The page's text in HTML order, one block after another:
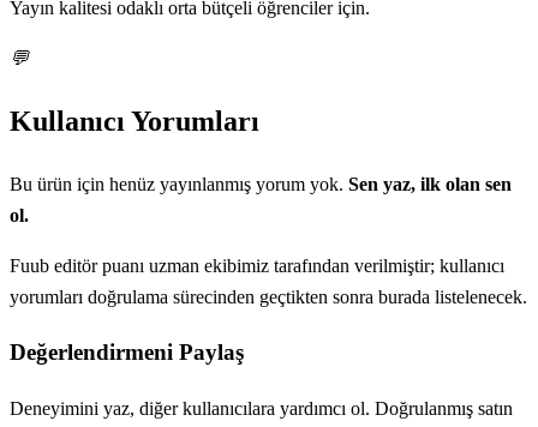
Yayın kalitesi odaklı orta bütçeli öğrenciler için.
💬
Kullanıcı Yorumları
Bu ürün için henüz yayınlanmış yorum yok. Sen yaz, ilk olan sen
ol.
Fuub editör puanı uzman ekibimiz tarafından verilmiştir; kullanıcı
yorumları doğrulama sürecinden geçtikten sonra burada listelenecek.
Değerlendirmeni Paylaş
Deneyimini yaz, diğer kullanıcılara yardımcı ol. Doğrulanmış satın